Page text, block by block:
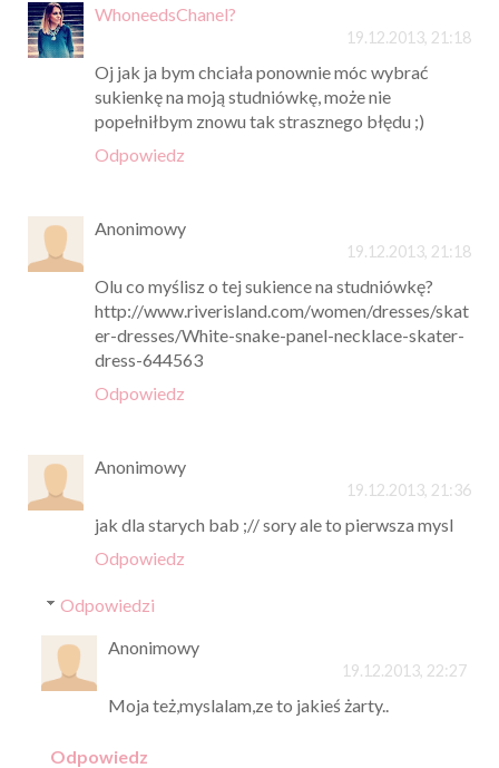
WhoneedsChanel?
19.12.2013, 21:18
Oj jak ja bym chciała ponownie móc wybrać
sukienkę na moją studniówkę, może nie
popełniłbym znowu tak strasznego błędu ;)
Odpowiedz
Anonimowy
19.12.2013, 21:18
Olu co myślisz o tej sukience na studniówkę?
http://www.riverisland.com/women/dresses/skat
er-dresses/White-snake-panel-necklace-skater-
dress-644563
Odpowiedz
Anonimowy
19.12.2013, 21:36
jak dla starych bab ;// sory ale to pierwsza mysl
Odpowiedz
Odpowiedzi
Anonimowy
19.12.2013, 22:27
Moja też,myslalam,ze to jakieś żarty..
Odpowiedz